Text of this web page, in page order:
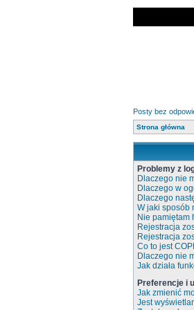
Posty bez
Strona główna
Problemy z
Dlaczego nie
Dlaczego w
Dlaczego
W jaki sposób
Nie pamiętam
Rejestracja
Rejestracja
Co to jest
Dlaczego nie
Jak działa
Preferencje i
Jak zmienić
Jest